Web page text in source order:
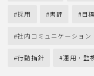
採用 書評 目標
社内コミュニケーション
行動指針 運用・監